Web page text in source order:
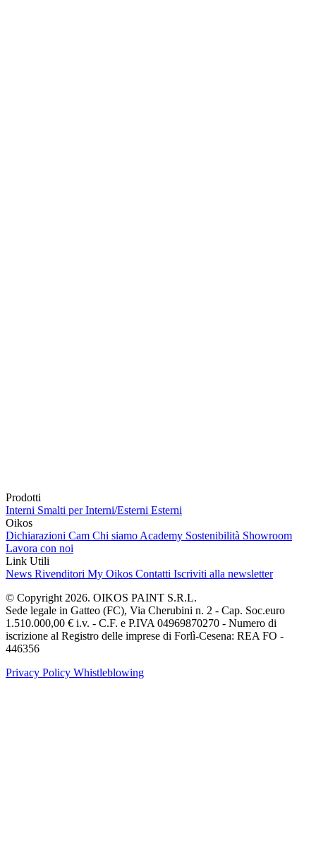
Prodotti
Interni Smalti per Interni/Esterni Esterni
Oikos
Dichiarazioni Cam Chi siamo Academy Sostenibilità Showroom
Lavora con noi
Link Utili
News Rivenditori My Oikos Contatti Iscriviti alla newsletter
© Copyright 2026. OIKOS PAINT S.R.L.
Sede legale in Gatteo (FC), Via Cherubini n. 2 - Cap. Soc.euro
1.510.000,00 € i.v. - C.F. e P.IVA 04969870270 - Numero di
iscrizione al Registro delle imprese di Forlì-Cesena: REA FO -
446356
Privacy Policy Whistleblowing